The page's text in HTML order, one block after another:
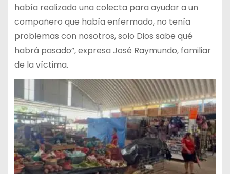
había realizado una colecta para ayudar a un
compañero que había enfermado, no tenía
problemas con nosotros, solo Dios sabe qué
habrá pasado”, expresa José Raymundo, familiar
de la víctima.